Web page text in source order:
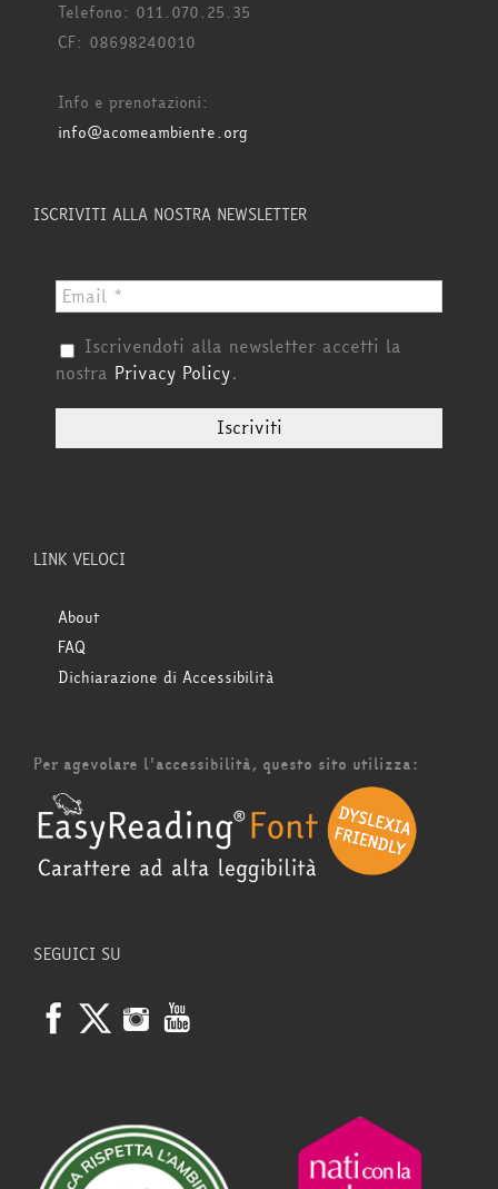
Telefono: 011.070.25.35
CF: 08698240010
Info e prenotazioni:
info@acomeambiente.org
ISCRIVITI ALLA NOSTRA NEWSLETTER
Iscrivendoti alla newsletter accetti la
nostra Privacy Policy.
LINK VELOCI
About
FAQ
Dichiarazione di Accessibilità
Per agevolare l'accessibilità, questo sito utilizza:
SEGUICI SU